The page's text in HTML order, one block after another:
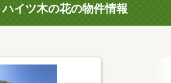
イツ木の花の物件情報